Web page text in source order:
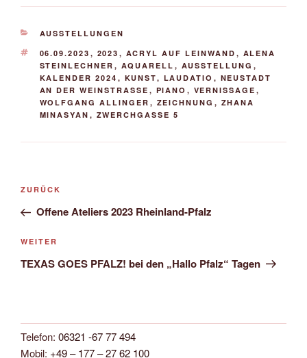
KATEGORIEN
AUSSTELLUNGEN
SCHLAGWÖRTER
06.09.2023 , 2023 , ACRYL AUF LEINWAND , ALENA
STEINLECHNER , AQUARELL , AUSSTELLUNG ,
KALENDER 2024 , KUNST, LAUDATIO , NEUSTADT
AN DER WEINSTRASSE
, PIANO , VERNISSAGE ,
WOLFGANG ALLINGER , ZEICHNUNG , ZHANA
MINASYAN , ZWERCHGASSE 5
Beitragsnavigation
Vorheriger
Beitrag
ZURÜCK
Offene Ateliers 2023 Rheinland-Pfalz
Nächster
Beitrag
WEITER
TEXAS GOES PFALZ! bei den „Hallo Pfalz“ Tagen
Telefon: 06321 -67 77 494
Mobil: +49 – 177 – 27 62 100